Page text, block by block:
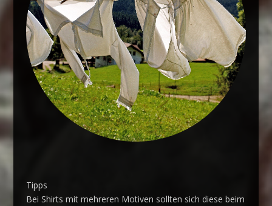
Tipps
Bei Shirts mit mehreren Motiven sollten sich diese beim